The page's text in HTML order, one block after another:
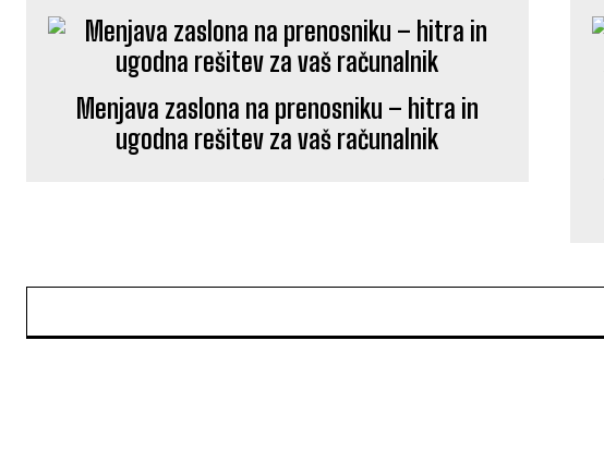
Menjava zaslona na prenosniku – hitra in
ugodna rešitev za vaš računalnik